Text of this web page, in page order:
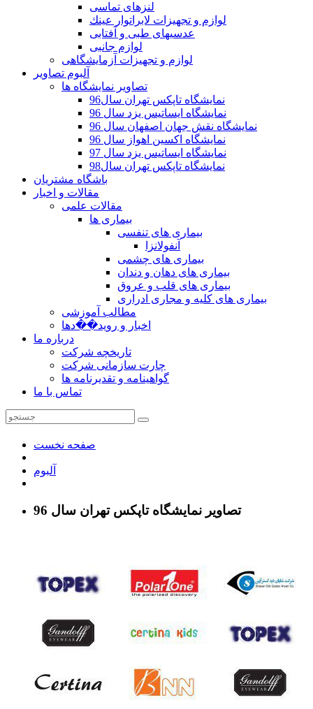
لنزهای تماسی
لوازم و تجهيزات لابراتوار عينك
عدسيهای طبی و آفتابی
لوازم جانبی
لوازم و تجهیزات آزمایشگاهی
آلبوم تصاویر
تصاویر نمایشگاه ها
نمایشگاه تاپکس تهران سال96
نمایشگاه ایساتیس یزد سال 96
نمایشگاه نقش جهان اصفهان سال 96
نمایشگاه اکسین اهواز سال 96
نمایشگاه ایساتیس یزد سال 97
نمایشگاه تاپکس تهران سال98
باشگاه مشتریان
مقالات و اخبار
مقالات علمی
بیماری ها
بیماری های تنفسی
آنفولانزا
بیماری های چشمی
بیماری های دهان و دندان
بیماری های قلب و عروق
بیماری های کلیه و مجاری ادراری
مطالب آموزشی
اخبار و رويد��دها
درباره ما
تاریخچه شرکت
چارت سازمانی شرکت
گواهينامه و تقديرنامه ها
تماس با ما
صفحه نخست
آلبوم
تصاویر نمایشگاه تاپکس تهران سال 96